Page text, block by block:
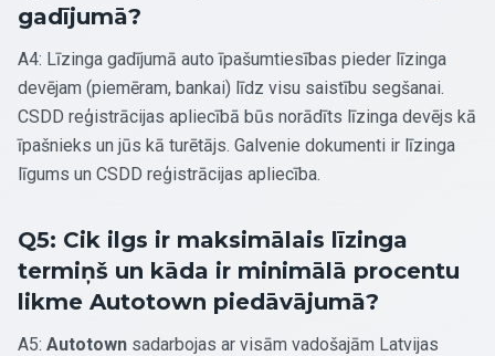
gadījumā?
A4: Līzinga gadījumā auto īpašumtiesības pieder līzinga
devējam (piemēram, bankai) līdz visu saistību segšanai.
CSDD reģistrācijas apliecībā būs norādīts līzinga devējs kā
īpašnieks un jūs kā turētājs. Galvenie dokumenti ir līzinga
līgums un CSDD reģistrācijas apliecība.
Q5: Cik ilgs ir maksimālais līzinga
termiņš un kāda ir minimālā procentu
likme Autotown piedāvājumā?
A5: Autotown sadarbojas ar visām vadošajām Latvijas